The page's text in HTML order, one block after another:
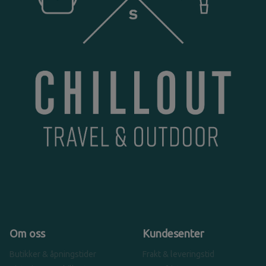
Om oss
Butikker & åpningstider
Kundesenter
Frakt & leveringstid